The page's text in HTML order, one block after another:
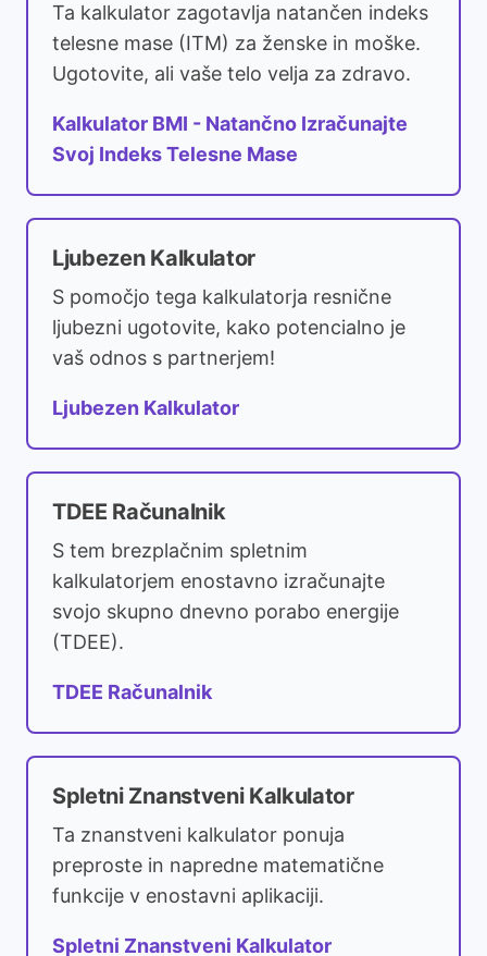
Ta kalkulator zagotavlja natančen indeks
telesne mase (ITM) za ženske in moške.
Ugotovite, ali vaše telo velja za zdravo.
Kalkulator BMI - Natančno Izračunajte
Svoj Indeks Telesne Mase
Ljubezen Kalkulator
S pomočjo tega kalkulatorja resnične
ljubezni ugotovite, kako potencialno je
vaš odnos s partnerjem!
Ljubezen Kalkulator
TDEE Računalnik
S tem brezplačnim spletnim
kalkulatorjem enostavno izračunajte
svojo skupno dnevno porabo energije
(TDEE).
TDEE Računalnik
Spletni Znanstveni Kalkulator
Ta znanstveni kalkulator ponuja
preproste in napredne matematične
funkcije v enostavni aplikaciji.
Spletni Znanstveni Kalkulator